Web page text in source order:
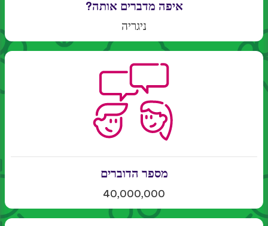
איפה מדברים אותה?
ניגריה
מספר הדוברים
40,000,000